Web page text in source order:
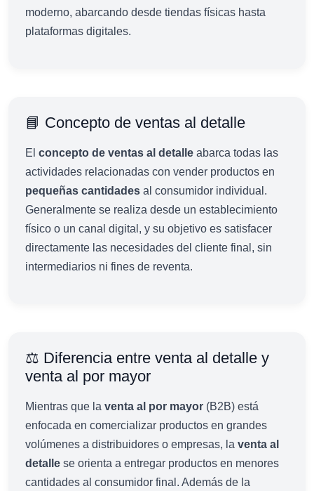
moderno, abarcando desde tiendas físicas hasta
plataformas digitales.
📘 Concepto de ventas al detalle
El concepto de ventas al detalle abarca todas las
actividades relacionadas con vender productos en
pequeñas cantidades al consumidor individual.
Generalmente se realiza desde un establecimiento
físico o un canal digital, y su objetivo es satisfacer
directamente las necesidades del cliente final, sin
intermediarios ni fines de reventa.
⚖️ Diferencia entre venta al detalle y
venta al por mayor
Mientras que la venta al por mayor (B2B) está
enfocada en comercializar productos en grandes
volúmenes a distribuidores o empresas, la venta al
detalle se orienta a entregar productos en menores
cantidades al consumidor final. Además de la